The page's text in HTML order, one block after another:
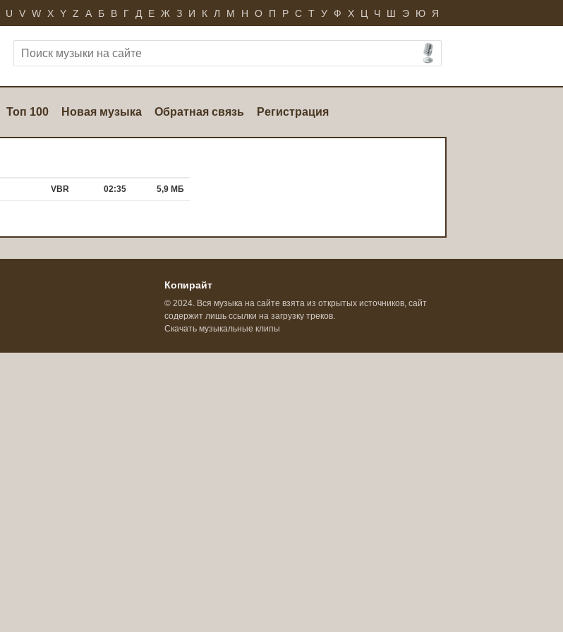
U V W X Y Z А Б В Г Д Е Ж З И К Л М Н О П Р С Т У Ф Х Ц Ч Ш Э Ю Я
Топ 100 Новая музыка Обратная связь Регистрация
VBR 02:35 5,9 МБ
Копирайт
© 2024. Вся музыка на сайте взята из открытых источников, сайт
содержит лишь ссылки на загрузку треков.
Скачать музыкальные клипы